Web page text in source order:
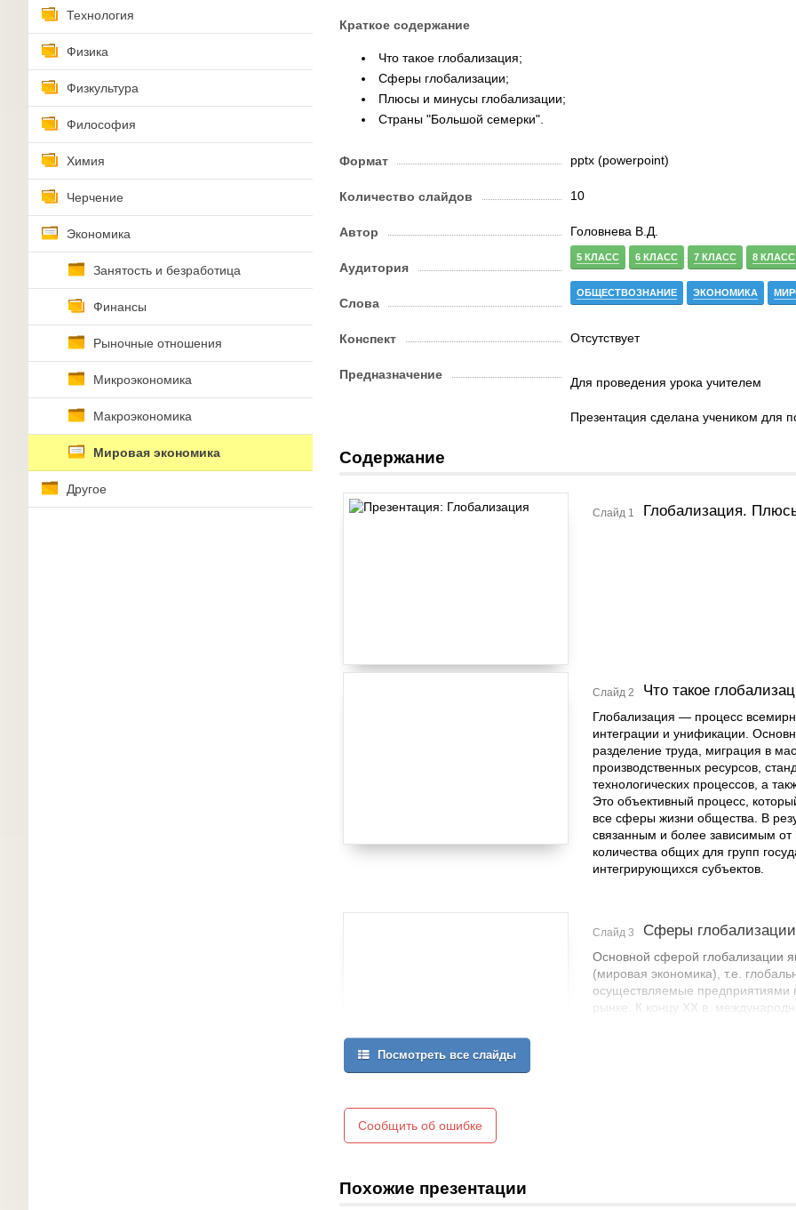
Технология
Физика
Физкультура
Философия
Химия
Черчение
Экономика
Занятость и безработица
Финансы
Рыночные отношения
Микроэкономика
Макроэкономика
Мировая экономика
Другое
Краткое содержание
Что такое глобализация;
Сферы глобализации;
Плюсы и минусы глобализации;
Страны "Большой семерки".
Формат pptx (powerpoint)
Количество слайдов 10
Автор Головнева В.Д.
Аудитория
5 КЛАСС 6 КЛАСС 7 КЛАСС 8 КЛАСС
Слова
ОБЩЕСТВОЗНАНИЕ ЭКОНОМИКА
Конспект Отсутствует
Предназначение
Для проведения урока учителем
Презентация сделана учеником для
Содержание
Слайд 1 Глобализация.
Слайд 2 Что такое
Глобализация — процесс
интеграции и унификации.
разделение труда, миграция в
производственных ресурсов,
технологических процессов, а
Это объективный процесс,
все сферы жизни общества. В
связанным и более зависимым от
количества общих для групп
интегрирующихся субъектов.
Слайд 3 Сферы глобализации
Основной сферой глобализации
(мировая экономика), т.е.
осуществляемые предприятиями
рынке. К концу ХХ в.
Посмотреть все слайды
Сообщить об ошибке
Похожие презентации